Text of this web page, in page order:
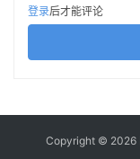
第一类是
的方向，早期
第三类是带着
登录后才能评论
Copyright © 2026